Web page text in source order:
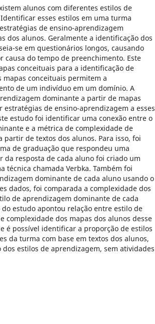
alunos com diferentes estilos de
esses estilos em uma turma
de ensino-aprendizagem
dos alunos. Geralmente a identificação dos
se em questionários longos, causando
causa do tempo de preenchimento. Este
conceituais para a identificação de
conceituais permitem a
de um indivíduo em um domínio. A
dominante a partir de mapas
de ensino-aprendizagem a esses
estudo foi identificar uma conexão entre o
e a métrica de complexidade de
partir de textos dos alunos. Para isso, foi
de graduação que respondeu uma
da resposta de cada aluno foi criado um
técnica chamada Verbka. Também foi
dominante de cada aluno usando o
dados, foi comparada a complexidade dos
de aprendizagem dominante de cada
estudo apontou relação entre estilo de
complexidade dos mapas dos alunos desse
é possível identificar a proporção de estilos
da turma com base em textos dos alunos,
estilos de aprendizagem, sem atividades